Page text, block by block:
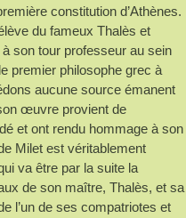
constitution d’Athènes.
du fameux Thalès et
son tour professeur au sein
premier philosophe grec à
aucune source émanent
œuvre provient de
et ont rendu hommage à son
Milet est véritablement
va être par la suite la
de son maître, Thalès, et sa
l’un de ses compatriotes et